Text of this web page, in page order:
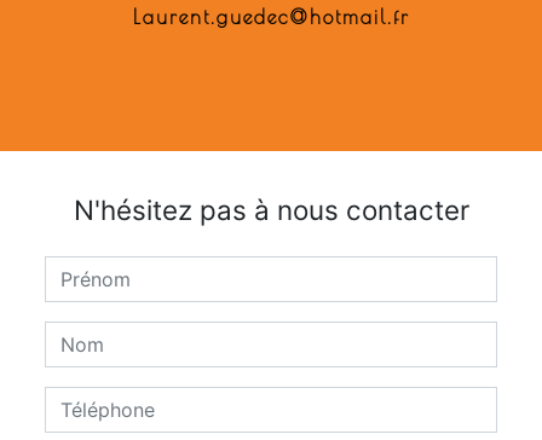
laurent.guedec@hotmail.fr
N'hésitez pas à nous contacter